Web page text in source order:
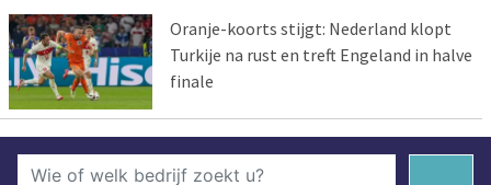
Oranje-koorts stijgt: Nederland klopt
Turkije na rust en treft Engeland in halve
finale